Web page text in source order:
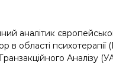
аналітик
в області
Аналізу